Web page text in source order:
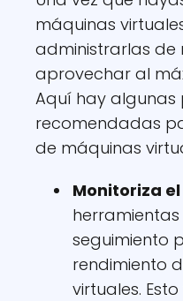
máquinas
administrarlas de
aprovechar al
Aquí hay algunas
recomendadas
de máquinas
Monitoriza
seguimiento
rendimiento
virtuales.